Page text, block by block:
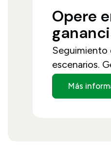
Opere
Seguimiento
escenarios.
Más